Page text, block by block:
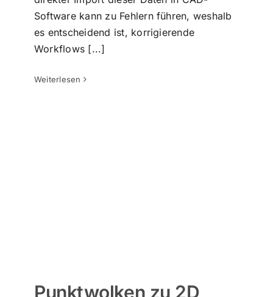
Software kann zu Fehlern führen, weshalb
es entscheidend ist, korrigierende
Workflows [...]
Weiterlesen
Punktwolken zu 2D CAD
Punktwolken zu 2D